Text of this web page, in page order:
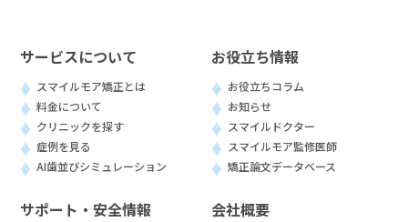
サービスについて
スマイルモア矯正とは
料金について
クリニックを探す
症例を見る
AI歯並びシミュレーション
お役立ち情報
お役立ちコラム
お知らせ
スマイルドクター
スマイルモア監修医師
矯正論文データベース
サポート・安全情報 会社概要